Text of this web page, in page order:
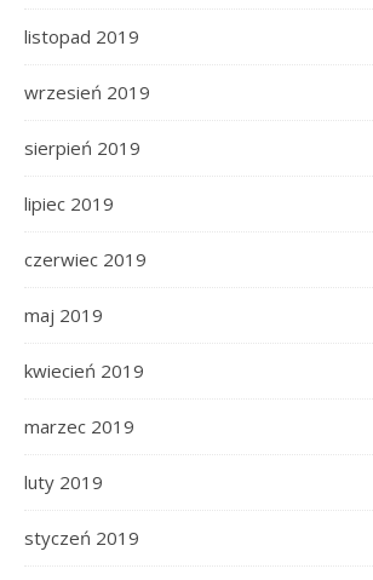
listopad 2019
wrzesień 2019
sierpień 2019
lipiec 2019
czerwiec 2019
maj 2019
kwiecień 2019
marzec 2019
luty 2019
styczeń 2019